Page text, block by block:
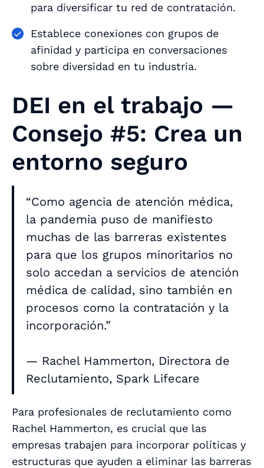
para diversificar tu red de contratación.
Establece conexiones con grupos de
afinidad y participa en conversaciones
sobre diversidad en tu industria.
DEI en el trabajo —
Consejo #5: Crea un
entorno seguro
“Como agencia de atención médica,
la pandemia puso de manifiesto
muchas de las barreras existentes
para que los grupos minoritarios no
solo accedan a servicios de atención
médica de calidad, sino también en
procesos como la contratación y la
incorporación.”
— Rachel Hammerton, Directora de
Reclutamiento, Spark Lifecare
Para profesionales de reclutamiento como
Rachel Hammerton, es crucial que las
empresas trabajen para incorporar políticas y
estructuras que ayuden a eliminar las barreras